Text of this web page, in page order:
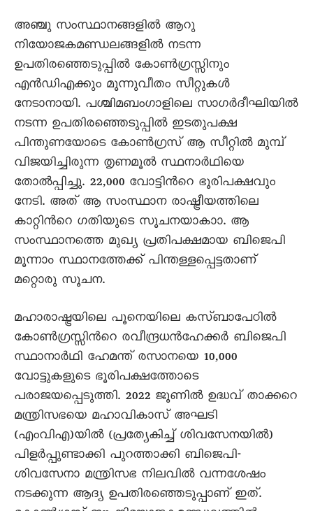
അഞ്ചു സംസ്ഥാനങ്ങളില്‍ ആറു
നിയോജകമണ്ഡലങ്ങളില്‍ നടന്ന
ഉപതിരഞ്ഞെടുപ്പില്‍ കോണ്‍ഗ്രസ്സിനും
എന്‍ഡിഎക്കും മൂന്നുവീതം സീറ്റുകള്‍
നേടാനായി. പശ്ചിമബംഗാളിലെ സാഗര്‍ദീഘിയില്‍
നടന്ന ഉപതിരഞ്ഞെടുപ്പില്‍ ഇടതുപക്ഷ
പിന്തുണയോടെ കോണ്‍ഗ്രസ് ആ സീറ്റില്‍ മുമ്പ്
വിജയിച്ചിരുന്ന തൃണമൂല്‍ സ്ഥനാര്‍ഥിയെ
തോല്‍പ്പിച്ചു. 22,000 വോട്ടിന്‍റെ ഭൂരിപക്ഷവും
നേടി. അത് ആ സംസ്ഥാന രാഷ്ട്രീയത്തിലെ
കാറ്റിന്‍റെ ഗതിയുടെ സൂചനയാകാാ. ആ
സംസ്ഥാനത്തെ മുഖ്യ പ്രതിപക്ഷമായ ബിജെപി
മൂന്നാം സ്ഥാനത്തേക്ക് പിന്തള്ളപ്പെട്ടതാണ്
മറ്റൊരു സൂചന.
മഹാരാഷ്ട്രയിലെ പൂനെയിലെ കസ്ബാപേഠില്‍
കോണ്‍ഗ്രസ്സിന്‍റെ രവീന്ദ്രധന്‍ഹേക്കര്‍ ബിജെപി
സ്ഥാനാര്‍ഥി ഹേമന്ത് രസാനയെ 10,000
വോട്ടുകളുടെ ഭൂരിപക്ഷത്തോടെ
പരാജയപ്പെടുത്തി. 2022 ജൂണില്‍ ഉദ്ധവ് താക്കറെ
മന്ത്രിസഭയെ മഹാവികാസ് അഘടി
(എംവിഎ)യില്‍ (പ്രത്യേകിച്ച് ശിവസേനയില്‍)
പിളര്‍പ്പുണ്ടാക്കി പുറത്താക്കി ബിജെപി-
ശിവസേനാ മന്ത്രിസഭ നിലവില്‍ വന്നശേഷം
നടക്കുന്ന ആദ്യ ഉപതിരഞ്ഞെടുപ്പാണ് ഇത്.